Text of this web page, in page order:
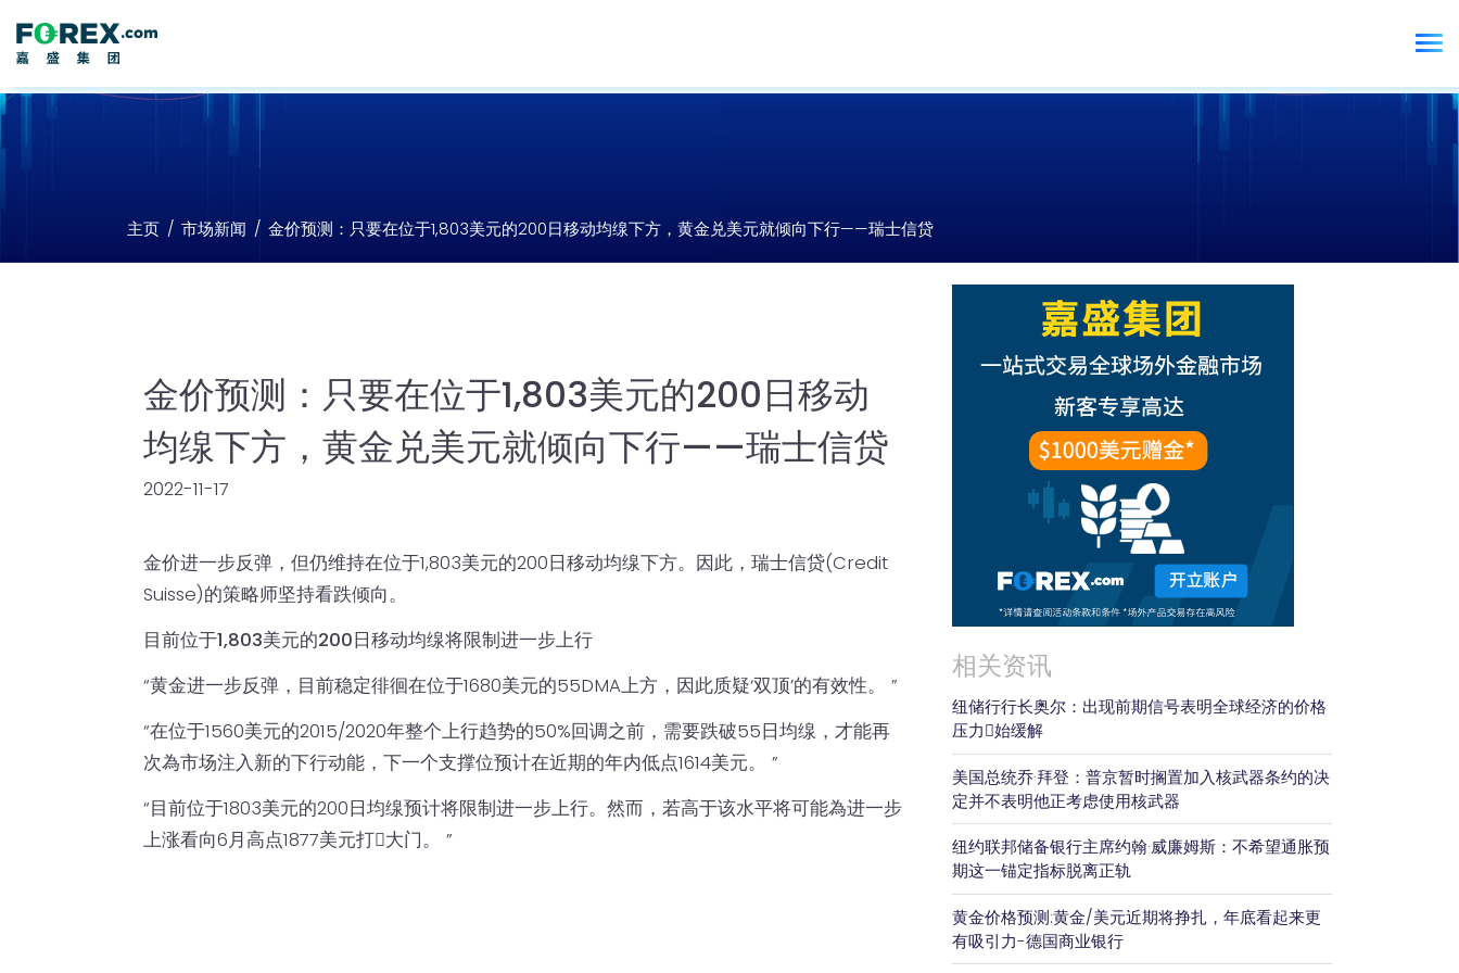
主页 市场新闻 金价预测：只要在位于1,803美元的200日移动均缐下方，黄金兑美元就倾向下行——瑞士信贷
金价预测：只要在位于1,803美元的200日移动
均缐下方，黄金兑美元就倾向下行——瑞士信贷
2022-11-17
金价进一步反弹，但仍维持在位于1,803美元的200日移动均缐下方。因此，瑞士信贷(Credit
Suisse)的策略师坚持看跌倾向。
目前位于1,803美元的200日移动均缐将限制进一步上行
“黄金进一步反弹，目前稳定徘徊在位于1680美元的55DMA上方，因此质疑‘双顶’的有效性。 ”
“在位于1560美元的2015/2020年整个上行趋势的50%回调之前，需要跌破55日均缐，才能再
次為市场注入新的下行动能，下一个支撑位预计在近期的年内低点1614美元。 ”
“目前位于1803美元的200日均缐预计将限制进一步上行。然而，若高于该水平将可能為进一步
上涨看向6月高点1877美元打𫔭大门。 ”
相关资讯
纽储行行长奥尔：出现前期信号表明全球经济的价格
压力𫔭始缓解
美国总统乔·拜登：普京暂时搁置加入核武器条约的决
定并不表明他正考虑使用核武器
纽约联邦储备银行主席约翰·威廉姆斯：不希望通胀预
期这一锚定指标脱离正轨
黄金价格预测:黄金/美元近期将挣扎，年底看起来更
有吸引力-德国商业银行